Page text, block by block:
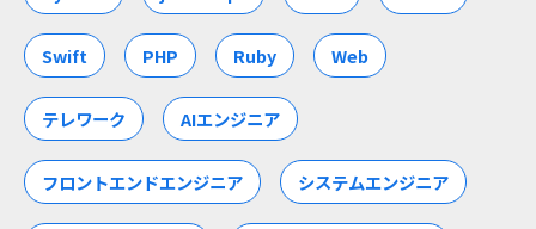
Swift PHP Ruby Web
テレワーク AIエンジニア
フロントエンドエンジニア システムエンジニア